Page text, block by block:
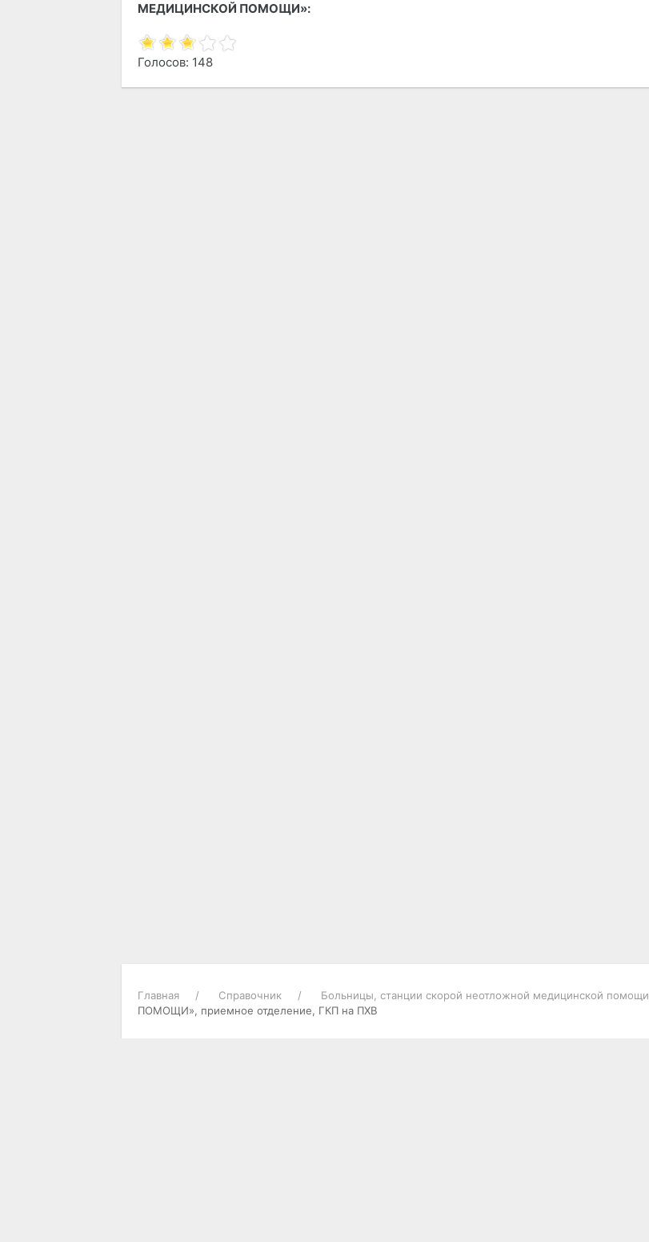
МЕДИЦИНСКОЙ ПОМОЩИ»:
Голосов: 148
Главная Справочник Больницы, станции скорой неотложной медицинской помощи
ПОМОЩИ», приемное отделение, ГКП на ПХВ